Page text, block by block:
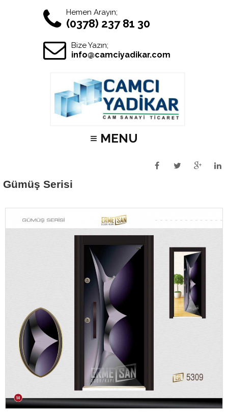
Hemen Arayın;
(0378) 237 81 30
Bize Yazın;
info@camciyadikar.com
≡ MENU
Gümüş Serisi